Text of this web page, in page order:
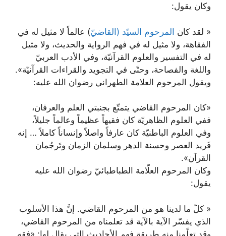
وكان يقول:
« لقد كان المرحوم السيّد (القاضيّ) عالماً لا مثيل له في
الفقاهة، ولا مثيل له في فهم الرواية والحديث، ولا مثيل
له في التفسير والعلوم القرآنيّة، وفي الأدب العربيّ
واللغة والفصاحة، وحتّى في التجويد والقراءات القرآنيّة».
ويقول المرحوم العلامة الطهراني رضوان الله عليه:
«كان المرحوم القاضي يتمتّع بجنبتي العلم والعرفان،
ففي العلوم الظاهريّة كان فقيهاً عظيماً وعالماً جليلاً،
وفي العلوم الباطنيّة كان عارفاً واصلاً وإنساناً كاملاً … إنه
فَريد العصر وحسنة الدهر وسلمان الزمان وتَرجُمان
القرآن».
وكان المرحوم العلّامة الطباطبائيّ رضوان الله عليه
يقول:
« كلّ ما لدينا هو من المرحوم القاضي. إنَّ هذا الأسلوب
الذي يفسّر الآية بالآية قد تعلمناه من المرحوم القاضي،
وقد تعلّمنا منه طريقة فهم الأحاديث التي يقال لها: «فقه